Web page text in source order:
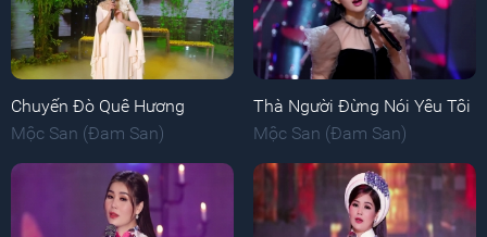
Chuyến Đò Quê Hương
Mộc San (Đam San)
Thà Người Đừng Nói Yêu Tôi
Mộc San (Đam San)